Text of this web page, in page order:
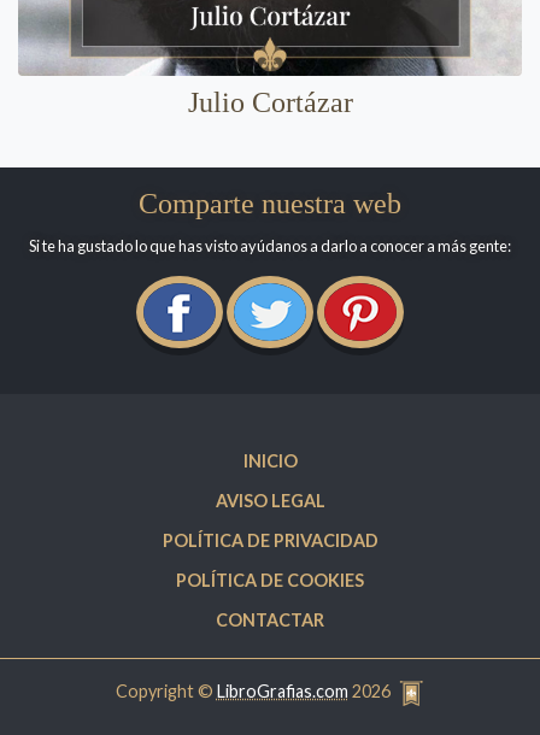
Julio Cortázar
Comparte nuestra web
Si te ha gustado lo que has visto ayúdanos a darlo a conocer a más gente:
INICIO
AVISO LEGAL
POLÍTICA DE PRIVACIDAD
POLÍTICA DE COOKIES
CONTACTAR
Copyright © LibroGrafias.com 2026